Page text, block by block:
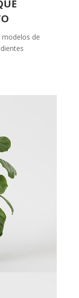
modelos de